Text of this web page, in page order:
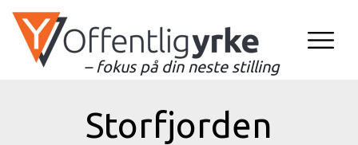
– fokus på din neste stilling
Storfjorden